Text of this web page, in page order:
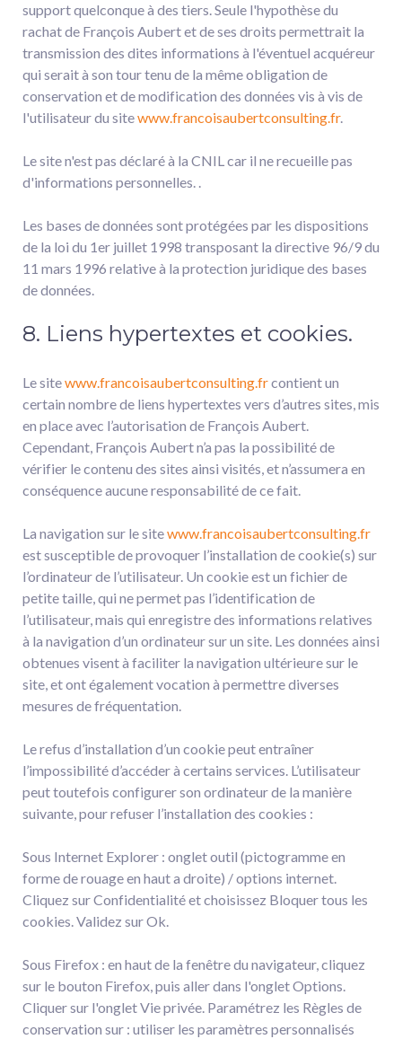
support quelconque à des tiers. Seule l'hypothèse du
rachat de François Aubert et de ses droits permettrait la
transmission des dites informations à l'éventuel acquéreur
qui serait à son tour tenu de la même obligation de
conservation et de modification des données vis à vis de
l'utilisateur du sitewww.francoisaubertconsulting.fr.
Le site n'est pas déclaré à la CNIL car il ne recueille pas
d'informations personnelles. .
Les bases de données sont protégées par les dispositions
de la loi du 1er juillet 1998 transposant la directive 96/9 du
11 mars 1996 relative à la protection juridique des bases
de données.
8. Liens hypertextes et cookies.
Le sitewww.francoisaubertconsulting.frcontient un
certain nombre de liens hypertextes vers d’autres sites, mis
en place avec l’autorisation de François Aubert.
Cependant, François Aubert n’a pas la possibilité de
vérifier le contenu des sites ainsi visités, et n’assumera en
conséquence aucune responsabilité de ce fait.
La navigation sur le sitewww.francoisaubertconsulting.fr
est susceptible de provoquer l’installation de cookie(s) sur
l’ordinateur de l’utilisateur. Un cookie est un fichier de
petite taille, qui ne permet pas l’identification de
l’utilisateur, mais qui enregistre des informations relatives
à la navigation d’un ordinateur sur un site. Les données ainsi
obtenues visent à faciliter la navigation ultérieure sur le
site, et ont également vocation à permettre diverses
mesures de fréquentation.
Le refus d’installation d’un cookie peut entraîner
l’impossibilité d’accéder à certains services. L’utilisateur
peut toutefois configurer son ordinateur de la manière
suivante, pour refuser l’installation des cookies :
Sous Internet Explorer : onglet outil (pictogramme en
forme de rouage en haut a droite) / options internet.
Cliquez sur Confidentialité et choisissez Bloquer tous les
cookies. Validez sur Ok.
Sous Firefox : en haut de la fenêtre du navigateur, cliquez
sur le bouton Firefox, puis aller dans l'onglet Options.
Cliquer sur l'onglet Vie privée. Paramétrez les Règles de
conservation sur : utiliser les paramètres personnalisés